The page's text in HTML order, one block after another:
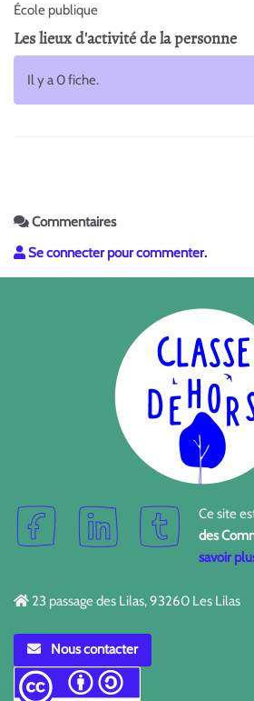
École publique
Les lieux d'activité de la personne
Il y a 0 fiche.
Commentaires
Se connecter pour commenter.
Ce site
des
savoir
23 passage des Lilas, 93260 Les Lilas
Nous contacter